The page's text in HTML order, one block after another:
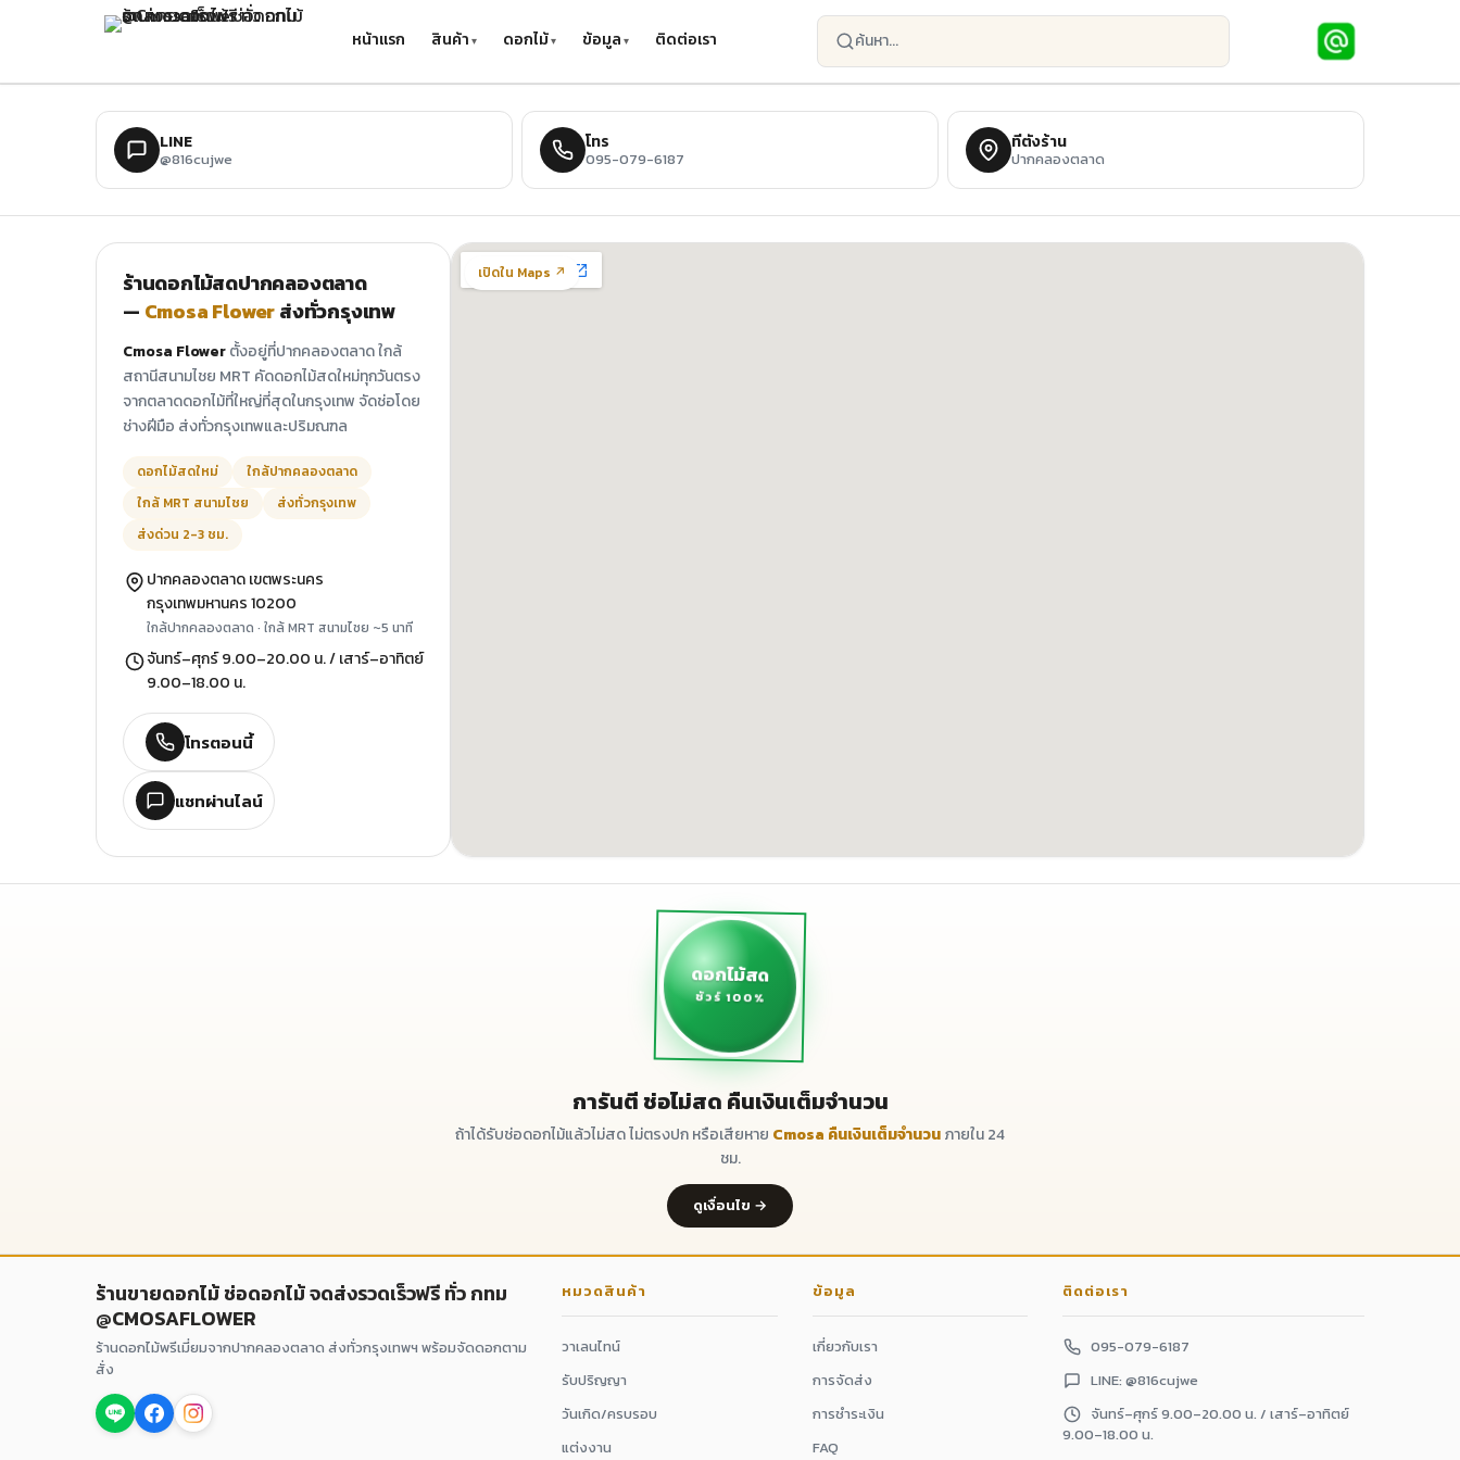
ข้ามไปยังเนื้อหาหลัก
หน้าแรก สินค้า ดอกไม้ ข้อมูล ติดต่อเรา
LINE
@816cujwe
โทร
095-079-6187
ที่ตั้งร้าน
ปากคลองตลาด
ร้านดอกไม้สดปากคลองตลาด
— Cmosa Flowerส่งทั่วกรุงเทพ
Cmosa Flowerตั้งอยู่ที่ปากคลองตลาด ใกล้
สถานีสนามไชย MRT คัดดอกไม้สดใหม่ทุกวันตรง
จากตลาดดอกไม้ที่ใหญ่ที่สุดในกรุงเทพ จัดช่อโดย
ช่างฝีมือ ส่งทั่วกรุงเทพและปริมณฑล
ดอกไม้สดใหม่
ใกล้ปากคลองตลาด
ใกล้ MRT สนามไชย
ส่งทั่วกรุงเทพ
ส่งด่วน 2-3 ชม.
ปากคลองตลาด เขตพระนคร
กรุงเทพมหานคร 10200
ใกล้ปากคลองตลาด · ใกล้ MRT สนามไชย ~5 นาที
จันทร์–ศุกร์ 9.00–20.00 น. / เสาร์–อาทิตย์
9.00–18.00 น.
โทรตอนนี้
แชทผ่านไลน์
เปิดใน Maps ↗
ดอกไม้สด
ชัวร์ 100%
การันตี ช่อไม่สด คืนเงินเต็มจำนวน
ถ้าได้รับช่อดอกไม้แล้วไม่สด ไม่ตรงปก หรือเสียหาย Cmosa คืนเงินเต็มจำนวนภายใน 24
ชม.
ดูเงื่อนไข →
ร้านขายดอกไม้ ช่อดอกไม้ จดส่งรวดเร็วฟรี ทั่ว กทม
@CMOSAFLOWER
ร้านดอกไม้พรีเมี่ยมจากปากคลองตลาด ส่งทั่วกรุงเทพฯ พร้อมจัดดอกตาม
สั่ง
หมวดสินค้า
วาเลนไทน์
รับปริญญา
วันเกิด/ครบรอบ
แต่งงาน
ข้อมูล
เกี่ยวกับเรา
การจัดส่ง
การชำระเงิน
FAQ
ติดต่อเรา
095-079-6187
LINE: @816cujwe
จันทร์–ศุกร์ 9.00–20.00 น. / เสาร์–อาทิตย์
9.00–18.00 น.